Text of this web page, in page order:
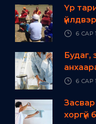
Үр
6 САР
Будаг,
6 САР
Засвар
хоргүй